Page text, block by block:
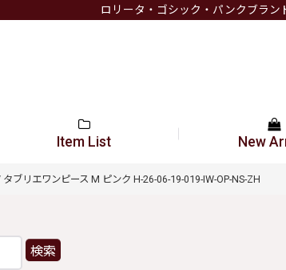
ロリータ・ゴシック・パンクブラン
Item List New
ブリエワンピース M ピンク H-26-06-19-019-IW-OP-NS-ZH
検索